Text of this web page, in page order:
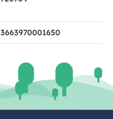
3663970001650